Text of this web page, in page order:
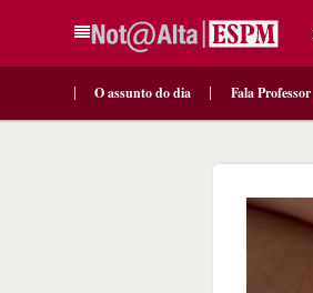
O assunto do dia Fala Professor